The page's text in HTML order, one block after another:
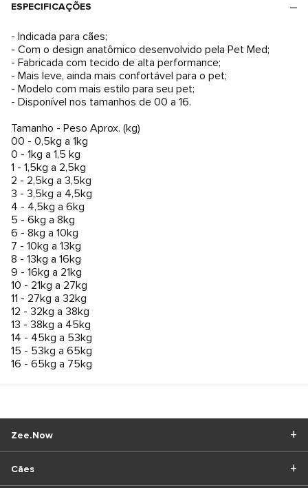
ESPECIFICAÇÕES
- Indicada para cães;
- Com o design anatômico desenvolvido pela Pet Med;
- Fabricada com tecido de alta performance;
- Mais leve, ainda mais confortável para o pet;
- Modelo com mais estilo para seu pet;
- Disponível nos tamanhos de 00 a 16.
Tamanho - Peso Aprox. (kg)
00 - 0,5kg a 1kg
0 - 1kg a 1,5 kg
1 - 1,5kg a 2,5kg
2 - 2,5kg a 3,5kg
3 - 3,5kg a 4,5kg
4 - 4,5kg a 6kg
5 - 6kg a 8kg
6 - 8kg a 10kg
7 - 10kg a 13kg
8 - 13kg a 16kg
9 - 16kg a 21kg
10 - 21kg a 27kg
11 - 27kg a 32kg
12 - 32kg a 38kg
13 - 38kg a 45kg
14 - 45kg a 53kg
15 - 53kg a 65kg
16 - 65kg a 75kg
Cães
Zee.Now